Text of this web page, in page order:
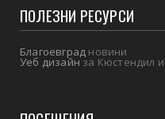
ПОЛЕЗНИ РЕСУРСИ
Благоевград новини
Уеб дизайн за Кюстендил